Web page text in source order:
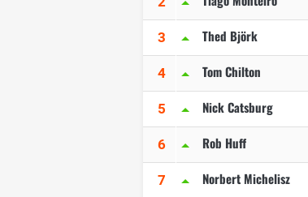
3 Thed Björk
4 Tom Chilton
5 Nick Catsburg
6 Rob Huff
7 Norbert Michelisz